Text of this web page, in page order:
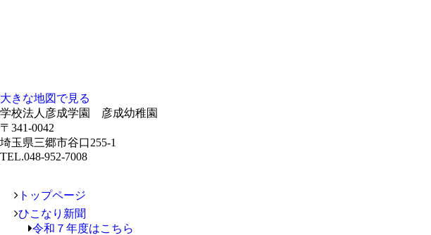
大きな地図で見る
学校法人彦成学園 彦成幼稚園
〒341-0042
埼玉県三郷市谷口255-1
TEL.048-952-7008
トップページ
ひこなり新聞
令和７年度はこちら